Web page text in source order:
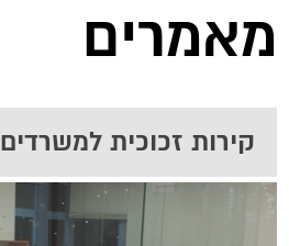
מאמרים
קירות זכוכית למשרדים